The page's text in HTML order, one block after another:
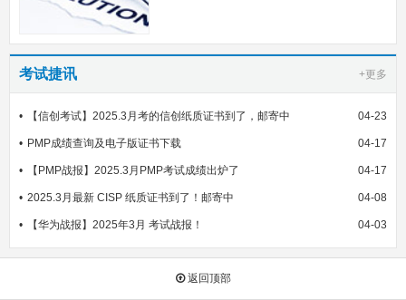
考试捷讯 +更多
【信创考试】2025.3月考的信创纸质证书到了，邮寄中 04-23
PMP成绩查询及电子版证书下载 04-17
【PMP战报】2025.3月PMP考试成绩出炉了 04-17
2025.3月最新 CISP 纸质证书到了！邮寄中 04-08
【华为战报】2025年3月 考试战报！ 04-03
返回顶部